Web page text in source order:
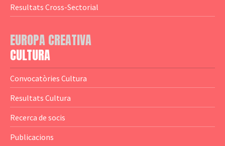
— Altres Guies
— Presentacions
— Estudis
Resultats Cross-Sectorial
EUROPA CREATIVA
CULTURA
Convocatòries Cultura
Resultats Cultura
Recerca de socis
Publicacions